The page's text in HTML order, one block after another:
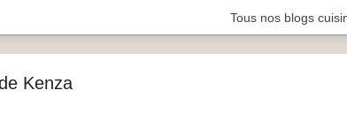
Tous nos blogs